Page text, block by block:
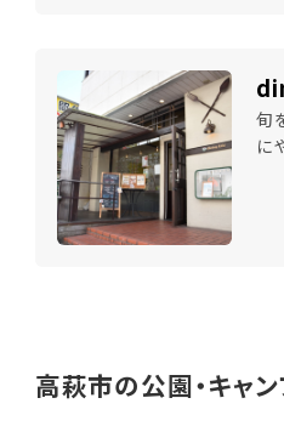
旬
に
高萩市の公園・キャ